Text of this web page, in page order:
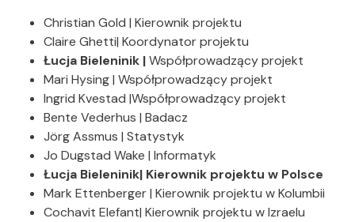
Christian Gold | Kierownik projektu
Claire Ghetti| Koordynator projektu
Łucja Bieleninik |Współprowadzący projekt
Mari Hysing | Współprowadzący projekt
Ingrid Kvestad |Współprowadzący projekt
Bente Vederhus | Badacz
Jörg Assmus | Statystyk
Jo Dugstad Wake | Informatyk
Łucja Bieleninik| Kierownik projektu w Polsce
Mark Ettenberger | Kierownik projektu w Kolumbii
Cochavit Elefant| Kierownik projektu w Izraelu